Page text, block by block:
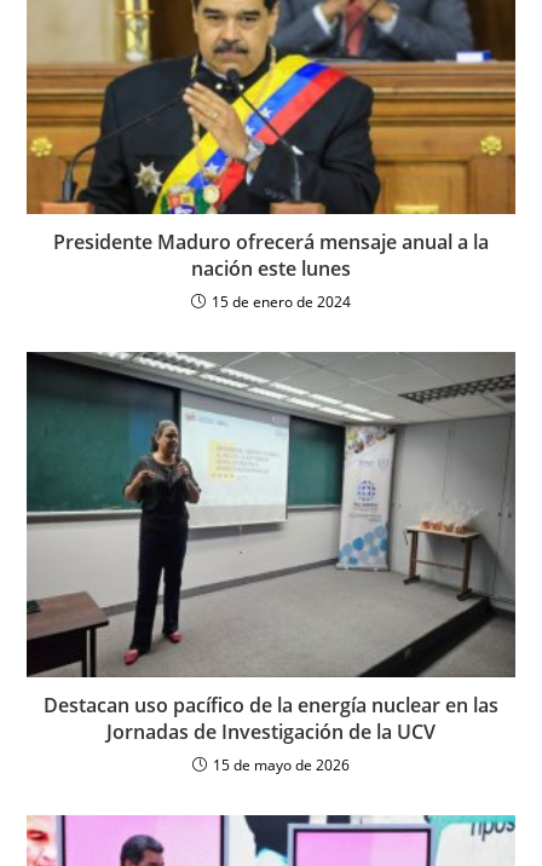
Presidente Maduro ofrecerá mensaje anual a la
nación este lunes
15 de enero de 2024
Destacan uso pacífico de la energía nuclear en las
Jornadas de Investigación de la UCV
15 de mayo de 2026